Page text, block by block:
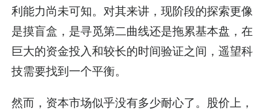
利能力尚未可知。对其来讲，现阶段的探索更像
是摸盲盒，是寻觅第二曲线还是拖累基本盘，在
巨大的资金投入和较长的时间验证之间，遥望科
技需要找到一个平衡。
然而，资本市场似乎没有多少耐心了。股价上，